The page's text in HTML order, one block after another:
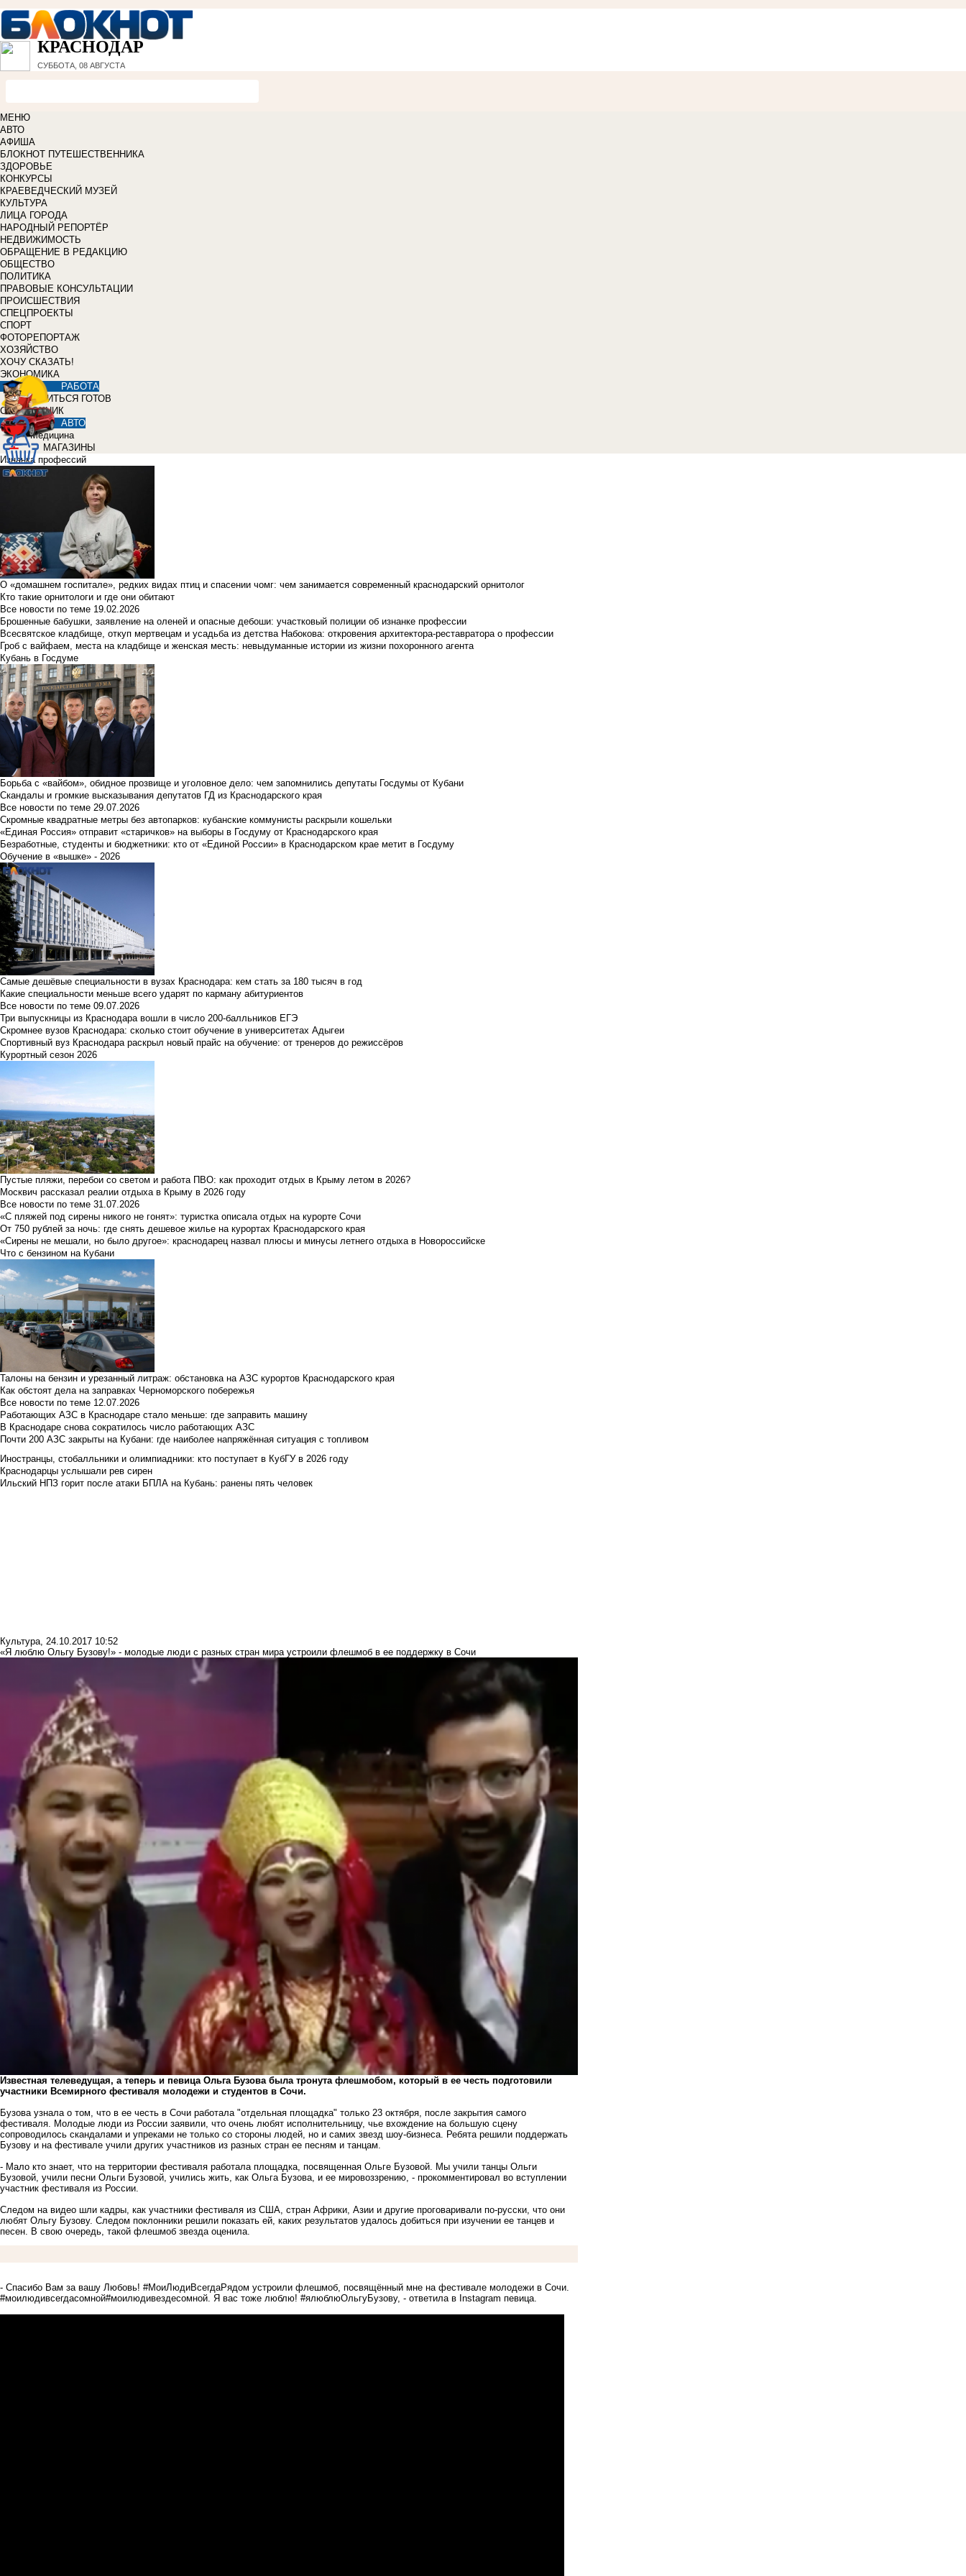
КРАСНОДАР
СУББОТА, 08 АВГУСТА
МЕНЮ
АВТО
АФИША
БЛОКНОТ ПУТЕШЕСТВЕННИКА
ЗДОРОВЬЕ
КОНКУРСЫ
КРАЕВЕДЧЕСКИЙ МУЗЕЙ
КУЛЬТУРА
ЛИЦА ГОРОДА
НАРОДНЫЙ РЕПОРТЁР
НЕДВИЖИМОСТЬ
ОБРАЩЕНИЕ В РЕДАКЦИЮ
ОБЩЕСТВО
ПОЛИТИКА
ПРАВОВЫЕ КОНСУЛЬТАЦИИ
ПРОИСШЕСТВИЯ
СПЕЦПРОЕКТЫ
СПОРТ
ФОТОРЕПОРТАЖ
ХОЗЯЙСТВО
ХОЧУ СКАЗАТЬ!
ЭКОНОМИКА
РАБОТА
УЧИТЬСЯ ГОТОВ
СПРАВОЧНИК
АВТО
Медицина
МАГАЗИНЫ
Изнанка профессий
О «домашнем госпитале», редких видах птиц и спасении чомг: чем занимается современный краснодарский орнитолог
Кто такие орнитологи и где они обитают
Все новости по теме 19.02.2026
Брошенные бабушки, заявление на оленей и опасные дебоши: участковый полиции об изнанке профессии
Всесвятское кладбище, откуп мертвецам и усадьба из детства Набокова: откровения архитектора-реставратора о профессии
Гроб с вайфаем, места на кладбище и женская месть: невыдуманные истории из жизни похоронного агента
Кубань в Госдуме
Борьба с «вайбом», обидное прозвище и уголовное дело: чем запомнились депутаты Госдумы от Кубани
Скандалы и громкие высказывания депутатов ГД из Краснодарского края
Все новости по теме 29.07.2026
Скромные квадратные метры без автопарков: кубанские коммунисты раскрыли кошельки
«Единая Россия» отправит «старичков» на выборы в Госдуму от Краснодарского края
Безработные, студенты и бюджетники: кто от «Единой России» в Краснодарском крае метит в Госдуму
Обучение в «вышке» - 2026
Самые дешёвые специальности в вузах Краснодара: кем стать за 180 тысяч в год
Какие специальности меньше всего ударят по карману абитуриентов
Все новости по теме 09.07.2026
Три выпускницы из Краснодара вошли в число 200-балльников ЕГЭ
Скромнее вузов Краснодара: сколько стоит обучение в университетах Адыгеи
Спортивный вуз Краснодара раскрыл новый прайс на обучение: от тренеров до режиссёров
Курортный сезон 2026
Пустые пляжи, перебои со светом и работа ПВО: как проходит отдых в Крыму летом в 2026?
Москвич рассказал реалии отдыха в Крыму в 2026 году
Все новости по теме 31.07.2026
«С пляжей под сирены никого не гонят»: туристка описала отдых на курорте Сочи
От 750 рублей за ночь: где снять дешевое жилье на курортах Краснодарского края
«Сирены не мешали, но было другое»: краснодарец назвал плюсы и минусы летнего отдыха в Новороссийске
Что с бензином на Кубани
Талоны на бензин и урезанный литраж: обстановка на АЗС курортов Краснодарского края
Как обстоят дела на заправках Черноморского побережья
Все новости по теме 12.07.2026
Работающих АЗС в Краснодаре стало меньше: где заправить машину
В Краснодаре снова сократилось число работающих АЗС
Почти 200 АЗС закрыты на Кубани: где наиболее напряжённая ситуация с топливом
Иностранцы, стобалльники и олимпиадники: кто поступает в КубГУ в 2026 году
Краснодарцы услышали рев сирен
Ильский НПЗ горит после атаки БПЛА на Кубань: ранены пять человек
Культура, 24.10.2017 10:52
«Я люблю Ольгу Бузову!» - молодые люди с разных стран мира устроили флешмоб в ее поддержку в Сочи
Известная телеведущая, а теперь и певица Ольга Бузова была тронута флешмобом, который в ее честь подготовили
участники Всемирного фестиваля молодежи и студентов в Сочи.
Бузова узнала о том, что в ее честь в Сочи работала "отдельная площадка" только 23 октября, после закрытия самого
фестиваля. Молодые люди из России заявили, что очень любят исполнительницу, чье вхождение на большую сцену
сопроводилось скандалами и упреками не только со стороны людей, но и самих звезд шоу-бизнеса. Ребята решили поддержать
Бузову и на фестивале учили других участников из разных стран ее песням и танцам.
- Мало кто знает, что на территории фестиваля работала площадка, посвященная Ольге Бузовой. Мы учили танцы Ольги
Бузовой, учили песни Ольги Бузовой, учились жить, как Ольга Бузова, и ее мировоззрению, - прокомментировал во вступлении
участник фестиваля из России.
Следом на видео шли кадры, как участники фестиваля из США, стран Африки, Азии и другие проговаривали по-русски, что они
любят Ольгу Бузову. Следом поклонники решили показать ей, каких результатов удалось добиться при изучении ее танцев и
песен. В свою очередь, такой флешмоб звезда оценила.
- Спасибо Вам за вашу Любовь! #МоиЛюдиВсегдаРядом устроили флешмоб, посвящённый мне на фестивале молодежи в Сочи.
#моилюдивсегдасомной#моилюдивездесомной. Я вас тоже люблю! #ялюблюОльгуБузову, - ответила в Instagram певица.